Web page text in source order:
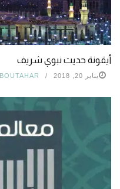
أيقونة حديث نبوي شريف
يناير 20, 2018 BOUTAHAR